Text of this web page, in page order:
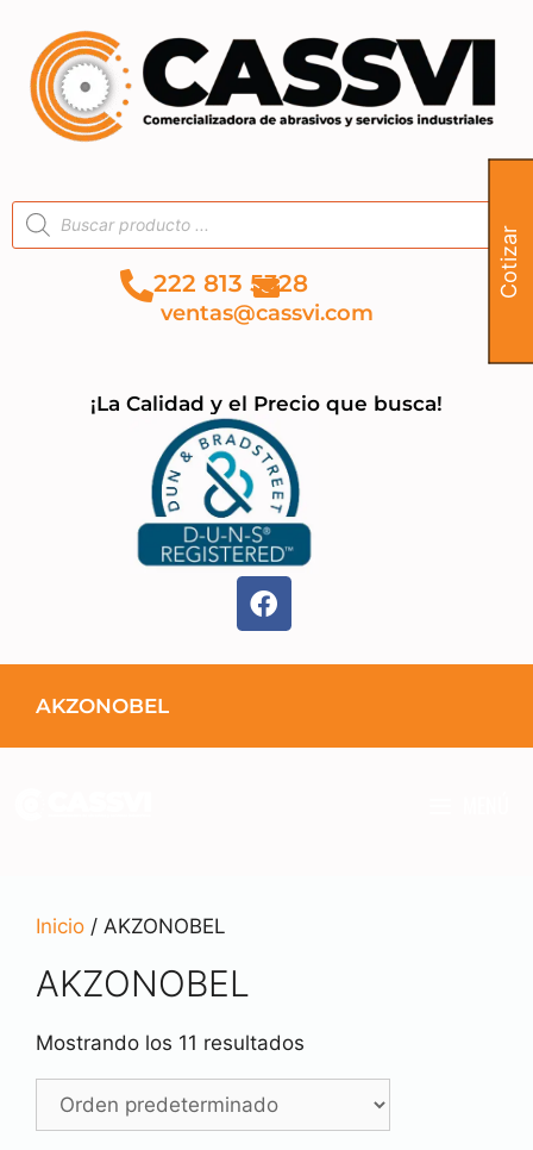
222 813 5328
¡La Calidad y el Precio que busca!
ventas@cassvi.com
AKZONOBEL
Inicio / AKZONOBEL
AKZONOBEL
Mostrando los 11 resultados
Cotizar